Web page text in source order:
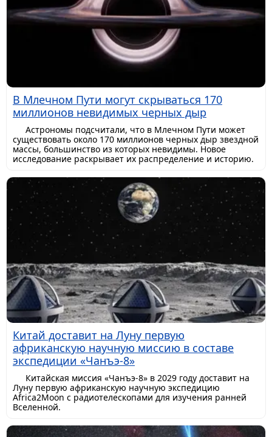
В Млечном Пути могут скрываться 170
миллионов невидимых черных дыр
Астрономы подсчитали, что в Млечном Пути может
существовать около 170 миллионов черных дыр звездной
массы, большинство из которых невидимы. Новое
исследование раскрывает их распределение и историю.
Китай доставит на Луну первую
африканскую научную миссию в составе
экспедиции «Чанъэ-8»
Китайская миссия «Чанъэ-8» в 2029 году доставит на
Луну первую африканскую научную экспедицию
Africa2Moon с радиотелескопами для изучения ранней
Вселенной.